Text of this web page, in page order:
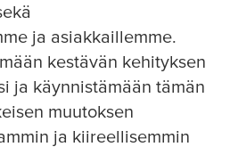
ja asiakkaillemme.
kestävän kehityksen
ja käynnistämään tämän
muutoksen
ja kiireellisemmin